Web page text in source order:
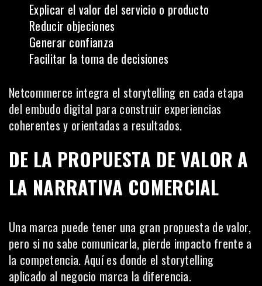
Explicar el valor del servicio o producto
Reducir objeciones
Generar confianza
Facilitar la toma de decisiones
Netcommerce integra el storytelling en cada etapa
del embudo digital para construir experiencias
coherentes y orientadas a resultados.
DE LA PROPUESTA DE VALOR A
LA NARRATIVA COMERCIAL
Una marca puede tener una gran propuesta de valor,
pero si no sabe comunicarla, pierde impacto frente a
la competencia. Aquí es donde el storytelling
aplicado al negocio marca la diferencia.